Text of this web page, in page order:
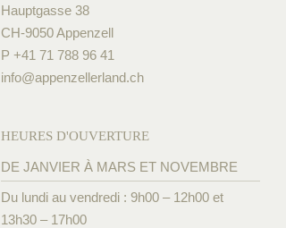
Hauptgasse 38
CH-9050 Appenzell
P +41 71 788 96 41
info@appenzellerland.ch
HEURES D'OUVERTURE
DE JANVIER À MARS ET NOVEMBRE
Du lundi au vendredi : 9h00 – 12h00 et
13h30 – 17h00